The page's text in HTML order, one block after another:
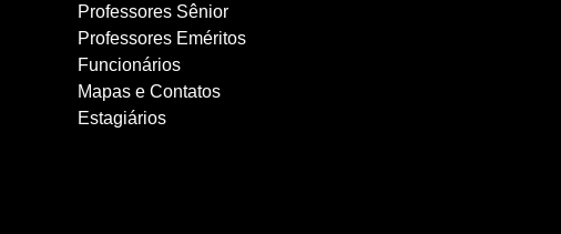
Professores Sênior
Professores Eméritos
Funcionários
Mapas e Contatos
Estagiários